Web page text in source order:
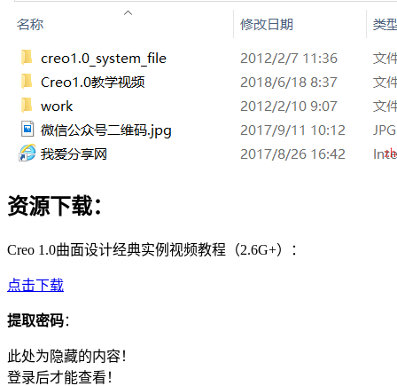
资源下载：
Creo 1.0曲面设计经典实例视频教程（2.6G+）：
点击下载
提取密码：
此处为隐藏的内容！
登录后才能查看！